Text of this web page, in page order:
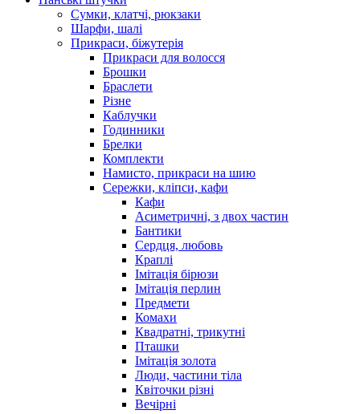
Сумки, клатчі, рюкзаки
Шарфи, шалі
Прикраси, біжутерія
Прикраси для волосся
Брошки
Браслети
Різне
Каблучки
Годинники
Брелки
Комплекти
Намисто, прикраси на шию
Сережки, кліпси, кафи
Кафи
Асиметричні, з двох частин
Бантики
Сердця, любовь
Краплі
Імітація бірюзи
Імітація перлин
Предмети
Комахи
Квадратні, трикутні
Пташки
Імітація золота
Люди, частини тіла
Квіточки різні
Вечірні